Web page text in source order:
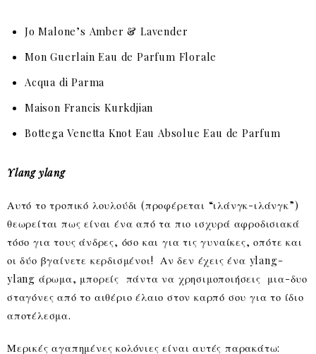
Jo Malone’s Amber & Lavender
Mon Guerlain Eau de Parfum Florale
Acqua di Parma
Maison Francis Kurkdjian
Bottega Venetta Knot Eau Absolue Eau de Parfum
Ylang ylang
Αυτό το τροπικό λουλούδι (προφέρεται “ιλάνγκ-ιλάνγκ”)
θεωρείται πως είναι ένα από τα πιο ισχυρά αφροδισιακά
τόσο για τους άνδρες, όσο και για τις γυναίκες, οπότε και
οι δύο βγαίνετε κερδισμένοι! Αν δεν έχεις ένα ylang-
ylang άρωμα, μπορείς πάντα να χρησιμοποιήσεις μια-δυο
σταγόνες από το αιθέριο έλαιο στον καρπό σου για το ίδιο
αποτέλεσμα.
Μερικές αγαπημένες κολόνιες είναι αυτές παρακάτω: